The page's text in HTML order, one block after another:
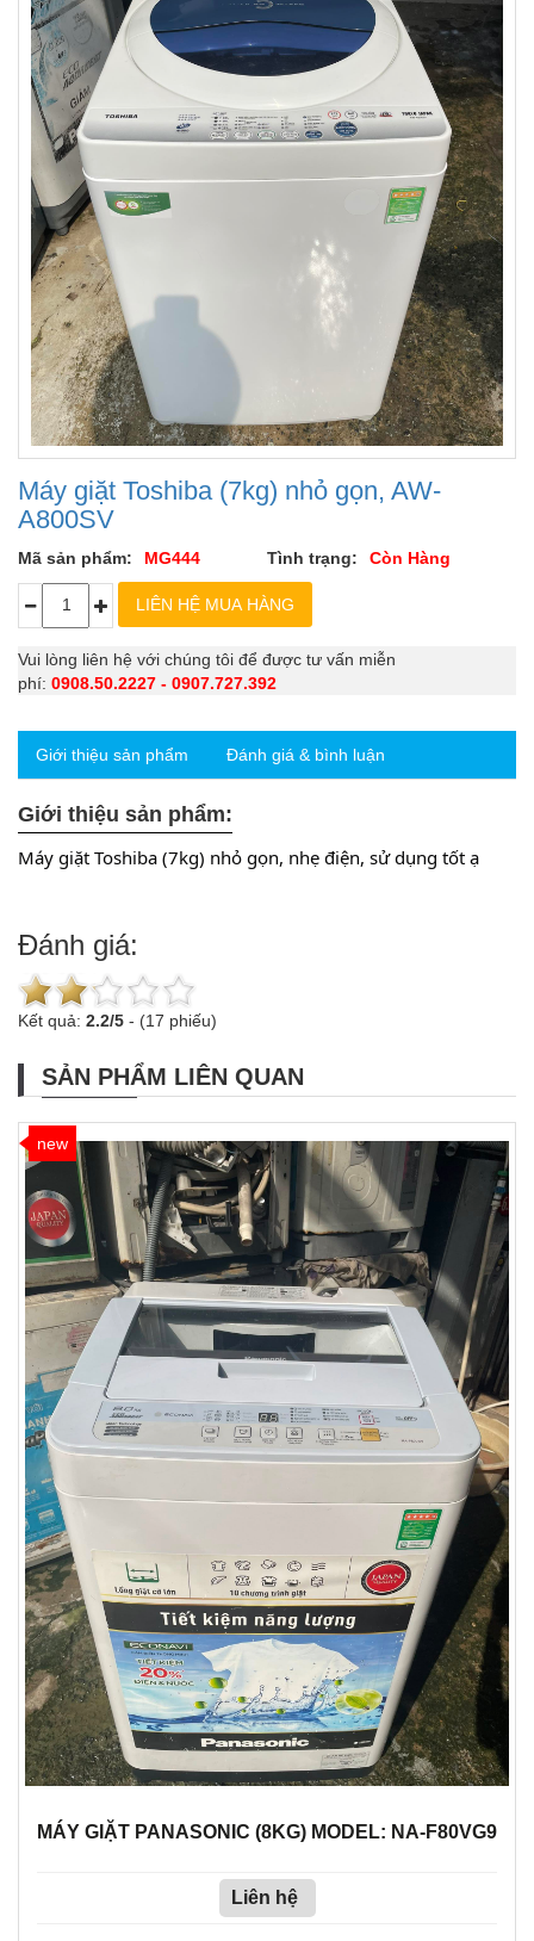
Máy giặt Toshiba (7kg) nhỏ gọn, AW-
A800SV
Mã sản phẩm: MG444 Tình trạng: Còn Hàng
Vui lòng liên hệ với chúng tôi để được tư vấn miễn
phí: 0908.50.2227 - 0907.727.392
Giới thiệu sản phẩm Đánh giá & bình luận
Giới thiệu sản phẩm:
Máy giặt Toshiba (7kg) nhỏ gọn, nhẹ điện, sử dụng tốt ạ
Đánh giá:
Kết quả: 2.2/5 - (17 phiếu)
SẢN PHẨM LIÊN QUAN
new
MÁY GIẶT PANASONIC (8KG) MODEL: NA-F80VG9
Liên hệ